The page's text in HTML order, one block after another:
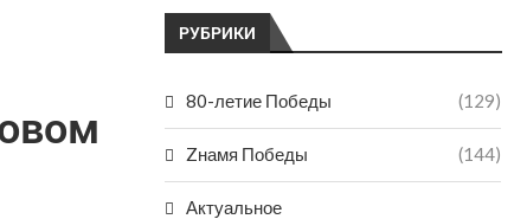
РУБРИКИ
80-летие Победы (129)
Zнамя Победы (144)
Актуальное